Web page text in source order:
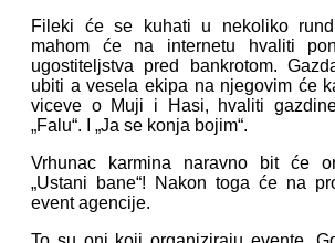
Fileki će se kuhati u nekoliko
mahom će na internetu hvaliti
ugostiteljstva pred bankrotom.
ubiti a vesela ekipa na njegovim će
viceve o Muji i Hasi, hvaliti
„Falu“. I „Ja se konja bojim“.
Vrhunac karmina naravno bit će
„Ustani bane“! Nakon toga će na
event agencije.